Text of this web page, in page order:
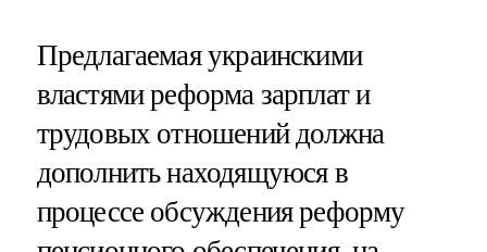
Предлагаемая украинскими
властями реформа зарплат и
трудовых отношений должна
дополнить находящуюся в
процессе обсуждения реформу